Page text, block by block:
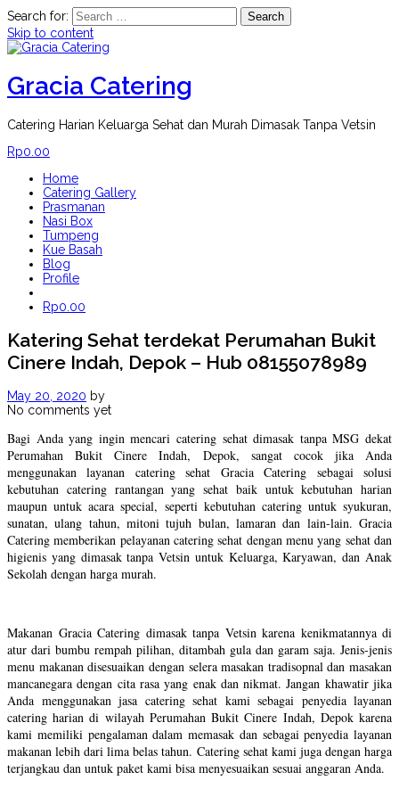
Search for:
Skip to content
Gracia Catering
Catering Harian Keluarga Sehat dan Murah Dimasak Tanpa Vetsin
Rp0.00
Home
Catering Gallery
Prasmanan
Nasi Box
Tumpeng
Kue Basah
Blog
Profile
Rp0.00
Katering Sehat terdekat Perumahan Bukit
Cinere Indah, Depok – Hub 08155078989
May 20, 2020 by
No comments yet
Bagi Anda yang ingin mencari catering sehat dimasak tanpa MSG dekat
Perumahan Bukit Cinere Indah, Depok, sangat cocok jika Anda
menggunakan layanan catering sehat Gracia Catering sebagai solusi
kebutuhan catering rantangan yang sehat baik untuk kebutuhan harian
maupun untuk acara special, seperti kebutuhan catering untuk syukuran,
sunatan, ulang tahun, mitoni tujuh bulan, lamaran dan lain-lain. Gracia
Catering memberikan pelayanan catering sehat dengan menu yang sehat dan
higienis yang dimasak tanpa Vetsin untuk Keluarga, Karyawan, dan Anak
Sekolah dengan harga murah.
Makanan Gracia Catering dimasak tanpa Vetsin karena kenikmatannya di
atur dari bumbu rempah pilihan, ditambah gula dan garam saja. Jenis-jenis
menu makanan disesuaikan dengan selera masakan tradisopnal dan masakan
mancanegara dengan cita rasa yang enak dan nikmat. Jangan khawatir jika
Anda menggunakan jasa catering sehat kami sebagai penyedia layanan
catering harian di wilayah Perumahan Bukit Cinere Indah, Depok karena
kami memiliki pengalaman dalam memasak dan sebagai penyedia layanan
makanan lebih dari lima belas tahun. Catering sehat kami juga dengan harga
terjangkau dan untuk paket kami bisa menyesuaikan sesuai anggaran Anda.